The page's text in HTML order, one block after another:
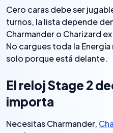
Cero caras debe ser
turnos, la lista depende
Charmander o Charizard
No cargues toda la
solo porque está delante.
El reloj Stage 2
importa
Necesitas Charmander,